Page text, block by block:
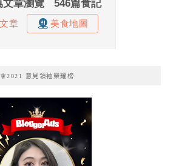
🧚2021 意見領袖榮耀榜